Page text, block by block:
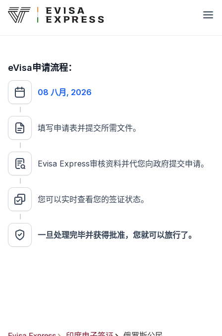
eVisa申请流程：
08 八月, 2026
填写申请表并提交所需文件。
Evisa Express审核资料并代您向政府提交申请。
您可以实时查看您的签证状态。
一旦处理完毕并获得批准，您就可以旅行了。